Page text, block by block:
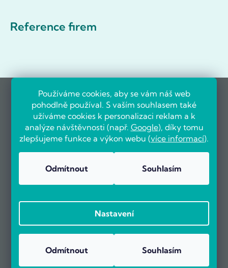
Používáme cookies, aby se vám náš web
pohodlně používal. S vaším souhlasem také
užíváme cookies k personalizaci reklam a k
analýze návštěvnosti (např. Google), díky tomu
zlepšujeme funkce a výkon webu (více informací).
Odmítnout Souhlasím
Nastavení
Odmítnout Souhlasím
Reference firem